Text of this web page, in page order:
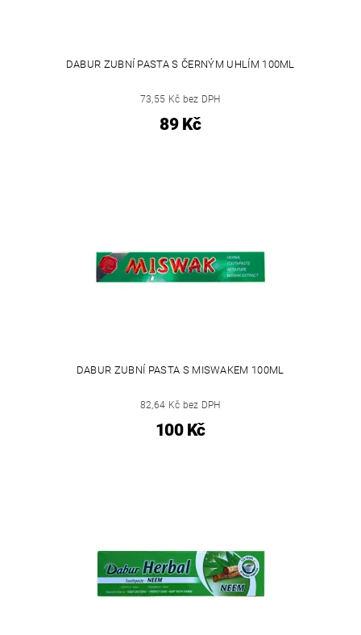
DABUR ZUBNÍ PASTA S ČERNÝM UHLÍM 100ML
73,55 Kč bez DPH
89 Kč
DABUR ZUBNÍ PASTA S MISWAKEM 100ML
82,64 Kč bez DPH
100 Kč